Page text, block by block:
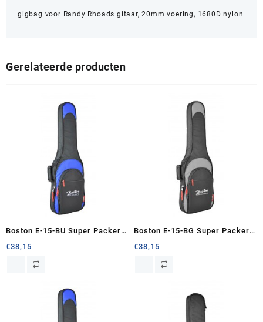
gigbag voor Randy Rhoads gitaar, 20mm voering, 1680D nylon
Gerelateerde producten
Boston E-15-BU Super Packer
gigbag voor elektrische gitaar
€38,15
Boston E-15-BG Super Packer
gigbag voor elektrische gitaar
€38,15